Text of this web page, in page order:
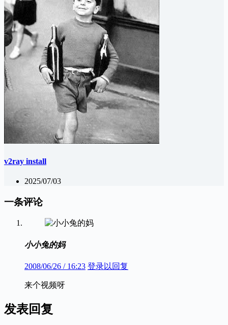
v2ray install
2025/07/03
一条评论
小小兔的妈
2008/06/26 / 16:23 登录以回复
来个视频呀
发表回复